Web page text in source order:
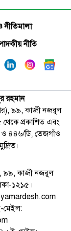
নীতিমালা
নীতি
রহমান
৯৯, কাজী নজরুল
প্রকাশিত এবং
ও ৪৪৬/ডি, তেজগাঁও
৯৯, কাজী নজরুল
১২১৫।
মেইল: